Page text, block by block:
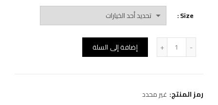
Size
كمية (D23)جلابية إضافة إلى السلة
رمز المنتج: غير محدد